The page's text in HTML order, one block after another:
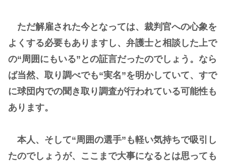
ただ解雇された今となっては、裁判官への心象を
よくする必要もありますし、弁護士と相談した上で
の“周囲にもいる”との証言だったのでしょう。なら
ば当然、取り調べでも“実名”を明かしていて、すで
に球団内での聞き取り調査が行われている可能性も
あります。
本人、そして“周囲の選手”も軽い気持ちで吸引し
たのでしょうが、ここまで大事になるとは思っても